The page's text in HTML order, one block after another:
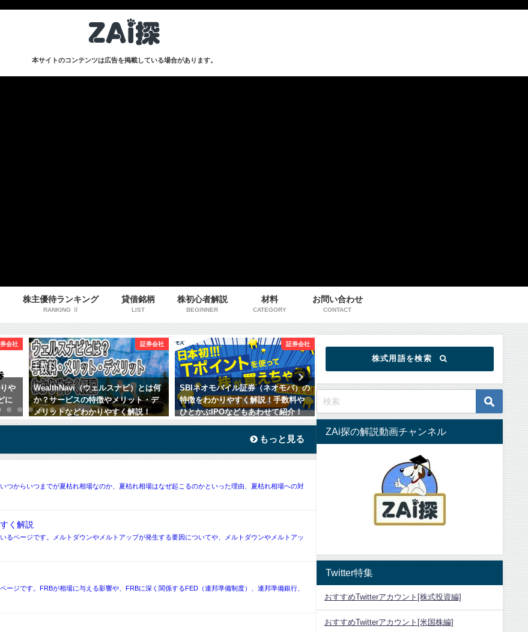
本サイトのコンテンツは広告を掲載している場合があります。
株主優待ランキング
RANKING Ⅱ
貸借銘柄
LIST
株初心者解説
BEGINNER
材料
CATEGORY
お問い合わせ
CONTACT
会社
や
に
証券会社
WealthNavi（ウェルスナビ）とは何
か？サービスの特徴やメリット・デ
メリットなどわかりやすく解説！
証券会社
SBIネオモバイル証券（ネオモバ）の
特徴をわかりやすく解説！手数料や
ひとかぶIPOなどもあわせて紹介！
楽天証券の特徴をわかりやすく解
説！手数料やポイントプログラムな
どについてもあわせて紹介！
SBI証券の特徴
手数料やTポイ
わせて紹介！
もっと見る
つからいつまでが夏枯れ相場なのか、夏枯れ相場はなぜ起こるのかといった理由、夏枯れ相場への対
く解説
るページです。メルトダウンやメルトアップが発生する要因についてや、メルトダウンやメルトアッ
ジです。FRBが相場に与える影響や、FRBに深く関係するFED（連邦準備制度）、連邦準備銀行、
株式用語を検索
ZAi探の解説動画チャンネル
Twitter特集
おすすめTwitterアカウント[株式投資編]
おすすめTwitterアカウント[米国株編]